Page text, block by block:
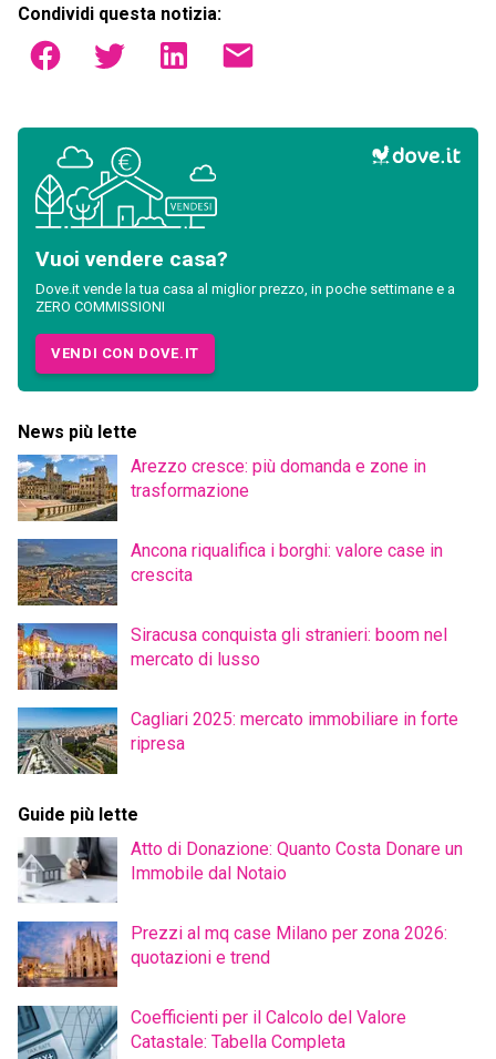
Condividi questa notizia:
Vuoi vendere casa?
Dove.it vende la tua casa al miglior prezzo, in poche settimane e a
ZERO COMMISSIONI
VENDI CON DOVE.IT
News più lette
Arezzo cresce: più domanda e zone in
trasformazione
Ancona riqualifica i borghi: valore case in
crescita
Siracusa conquista gli stranieri: boom nel
mercato di lusso
Cagliari 2025: mercato immobiliare in forte
ripresa
Guide più lette
Atto di Donazione: Quanto Costa Donare un
Immobile dal Notaio
Prezzi al mq case Milano per zona 2026:
quotazioni e trend
Coefficienti per il Calcolo del Valore
Catastale: Tabella Completa